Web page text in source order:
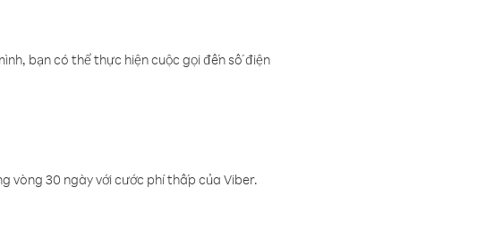
bạn có thể thực hiện cuộc gọi đến số điện
vòng 30 ngày với cước phí thấp của Viber.